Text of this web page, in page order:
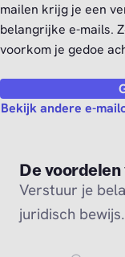
mailen krijg je een
belangrijke e-mails.
voorkom je gedoe
Bekijk andere e-
De
Verstuur je
juridisch bewijs.